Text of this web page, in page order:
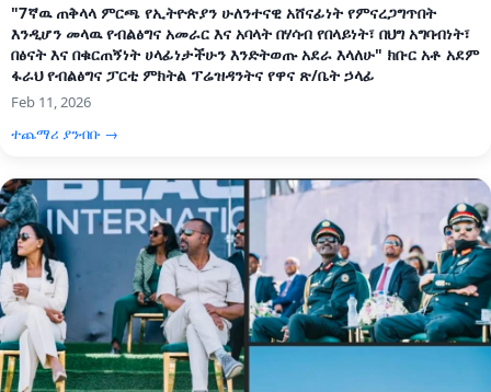
"7ኛዉ ጠቅላላ ምርጫ የኢትዮጵያን ሁለንተናዊ አሸናፊነት የምናረጋግጥበት
እንዲሆን መላዉ የብልፅግና አመራር እና አባላት በሃሳብ የበላይነት፣ በህግ አግባብነት፣
በፅናት እና በቁርጠኝነት ሀላፊነታችሁን እንድትወጡ አደራ እላለሁ" ክቡር አቶ አደም
ፋራህ የብልፅግና ፓርቲ ምክትል ፕሬዝዳንትና የዋና ጽ/ቤት ኃላፊ
Feb 11, 2026
ተጨማሪ ያንብቡ →